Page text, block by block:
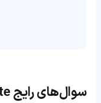
سوال‌های رایج dislocate